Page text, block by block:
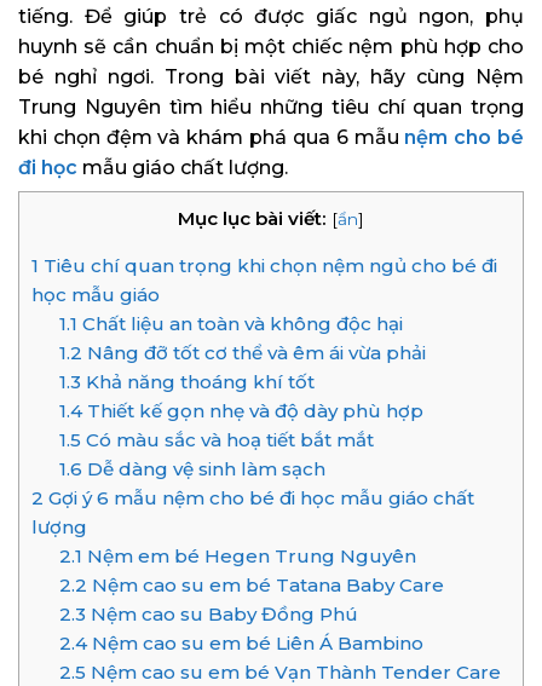
tiếng. Để giúp trẻ có được giấc ngủ ngon, phụ
huynh sẽ cần chuẩn bị một chiếc nệm phù hợp cho
bé nghỉ ngơi. Trong bài viết này, hãy cùng Nệm
Trung Nguyên tìm hiểu những tiêu chí quan trọng
khi chọn đệm và khám phá qua 6 mẫu nệm cho bé
đi học mẫu giáo chất lượng.
Mục lục bài viết: [ẩn]
1 Tiêu chí quan trọng khi chọn nệm ngủ cho bé đi
học mẫu giáo
1.1 Chất liệu an toàn và không độc hại
1.2 Nâng đỡ tốt cơ thể và êm ái vừa phải
1.3 Khả năng thoáng khí tốt
1.4Thiết kế gọn nhẹ và độ dày phù hợp
1.5 Có màu sắc và hoạ tiết bắt mắt
1.6 Dễ dàng vệ sinh làm sạch
2 Gợi ý 6 mẫu nệm cho bé đi học mẫu giáo chất
lượng
2.1 Nệm em bé Hegen Trung Nguyên
2.2 Nệm cao su em bé Tatana Baby Care
2.3 Nệm cao su Baby Đồng Phú
2.4Nệm cao su em bé Liên Á Bambino
2.5 Nệm cao su em bé Vạn Thành Tender Care